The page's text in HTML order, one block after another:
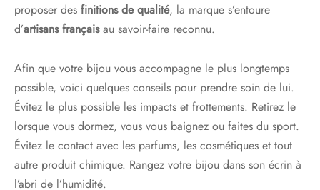
proposer des finitions de qualité, la marque s’entoure
d’artisans françaisau savoir-faire reconnu.
Afin que votre bijou vous accompagne le plus longtemps
possible, voici quelques conseils pour prendre soin de lui.
Évitez le plus possible les impacts et frottements. Retirez le
lorsque vous dormez, vous vous baignez ou faites du sport.
Évitez le contact avec les parfums, les cosmétiques et tout
autre produit chimique. Rangez votre bijou dans son écrin à
l’abri de l’humidité.